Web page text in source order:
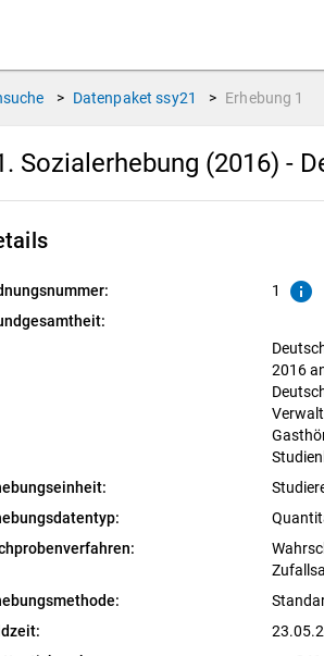
> Datenpaket ssy21 > Erhebung 1
Sozialerhebung (2016) -
1 info
2016